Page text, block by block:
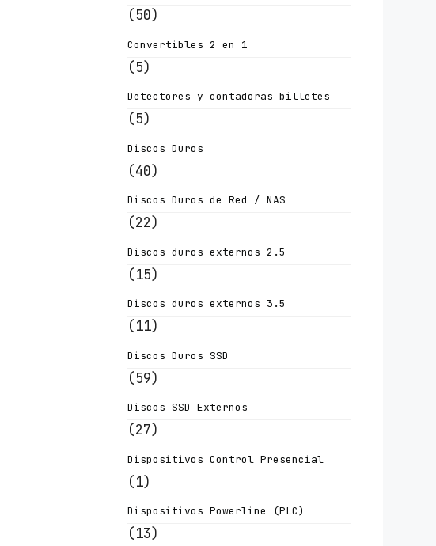
(50)
Convertibles 2 en 1
(5)
Detectores y contadoras billetes
(5)
Discos Duros
(40)
Discos Duros de Red / NAS
(22)
Discos duros externos 2.5
(15)
Discos duros externos 3.5
(11)
Discos Duros SSD
(59)
Discos SSD Externos
(27)
Dispositivos Control Presencial
(1)
Dispositivos Powerline (PLC)
(13)